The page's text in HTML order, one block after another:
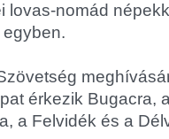
lovas-nomád
érkezik Bugacra,
a Felvidék és a